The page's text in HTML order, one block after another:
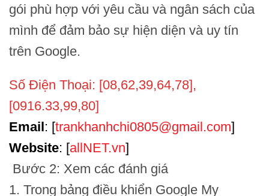
gói phù hợp với yêu cầu và ngân sách của
mình để đảm bảo sự hiện diện và uy tín
trên Google.
Số Điện Thoại: [08,62,39,64,78],
[0916.33,99,80]
Email: [trankhanhchi0805@gmail.com]
Website: [allNET.vn]
Bước 2: Xem các đánh giá
1. Trong bảng điều khiển Google My